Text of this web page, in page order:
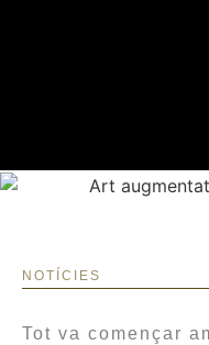
NOTÍCIES
Tot va començar